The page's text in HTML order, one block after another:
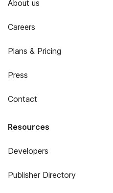
About us
Careers
Plans & Pricing
Press
Contact
Resources
Developers
Publisher Directory